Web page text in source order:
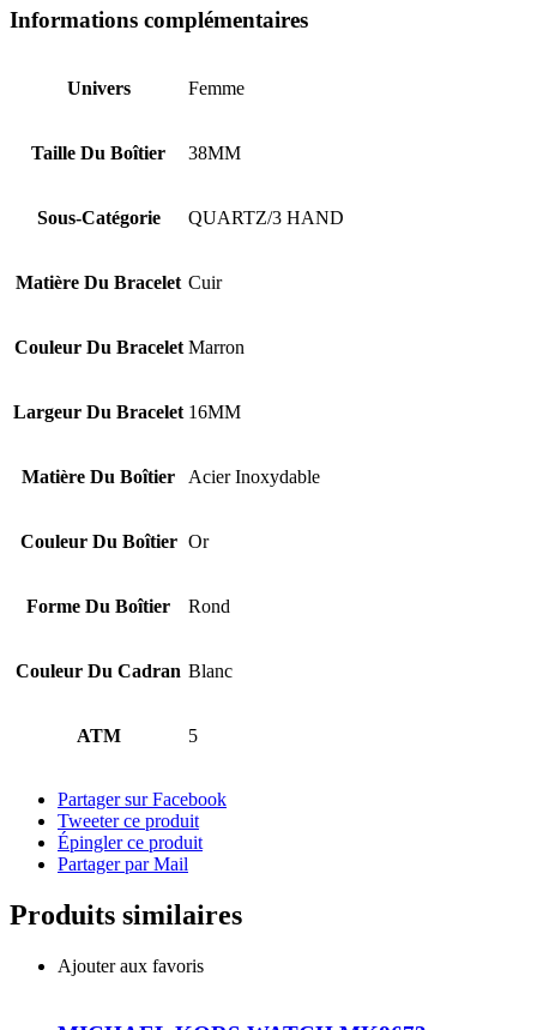
Informations complémentaires
Univers Femme
Taille Du Boîtier 38MM
Sous-Catégorie QUARTZ/3 HAND
Matière Du Bracelet Cuir
Couleur Du Bracelet Marron
Largeur Du Bracelet 16MM
Matière Du Boîtier Acier Inoxydable
Couleur Du Boîtier Or
Forme Du Boîtier Rond
Couleur Du Cadran Blanc
ATM 5
Partager sur Facebook
Tweeter ce produit
Épingler ce produit
Partager par Mail
Produits similaires
Ajouter aux favoris